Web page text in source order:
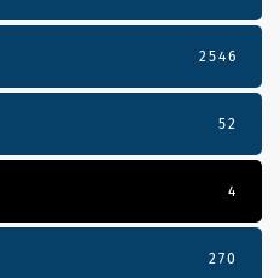
2546
52
4
270